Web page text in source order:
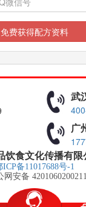
免费获得配方资料
武
广
饮食文化传播有限
ICP备11017688号-1
网安备